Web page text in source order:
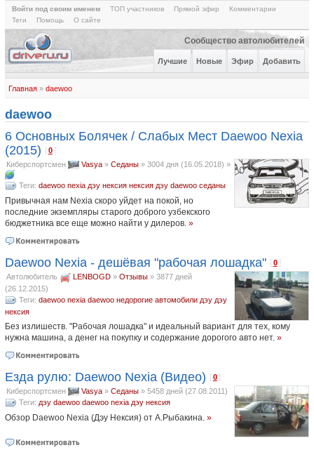
Войти под своим именем ТОП участников Прямой эфир
Комментарии
Теги
Помощь О сайте
Сообщество автолюбителей
Лучшие Новые Эфир Добавить
Главная» daewoo
daewoo
6 Основных Болячек / Слабых Мест Daewoo Nexia
(2015) [0
Киберспортсмен Vasya» Седаны» 3004 дня (16.05.2018) »
Теги: daewoo nexia дэу нексия нексия дэу daewoo седаны
Привычная нам Nexia скоро уйдет на покой, но
последние экземпляры старого доброго узбекского
бюджетника все еще можно найти у дилеров. »
Daewoo Nexia - дешёвая "рабочая лошадка" [0
Автолюбитель LENBOGD» Отзывы» 3877 дней
(26.12.2015)
Теги: daewoo nexia daewoo недорогие автомобили дэу дэу
нексия
Без излишеств. "Рабочая лошадка" и идеальный вариант для тех, кому
нужна машина, а денег на покупку и содержание дорогого авто нет. »
Езда рулю: Daewoo Nexia (Видео) [0
Киберспортсмен Vasya» Седаны» 5458 дней (27.08.2011)
Теги: дэу daewoo daewoo nexia дэу нексия
Обзор Daewoo Nexia (Дэу Нексия) от А.Рыбакина. »